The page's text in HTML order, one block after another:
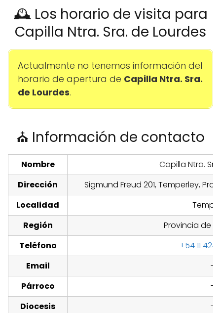
🕰️ Los horario de visita para
Capilla Ntra. Sra. de Lourdes
Actualmente no tenemos información del
horario de apertura de Capilla Ntra. Sra.
de Lourdes.
⛪ Información de contacto
Nombre
Capilla Ntra.
Dirección
Sigmund Freud 201, Temperley,
Localidad
Región
Provincia de
Teléfono
+54 11
Email
-
Párroco
-
Diocesis
-